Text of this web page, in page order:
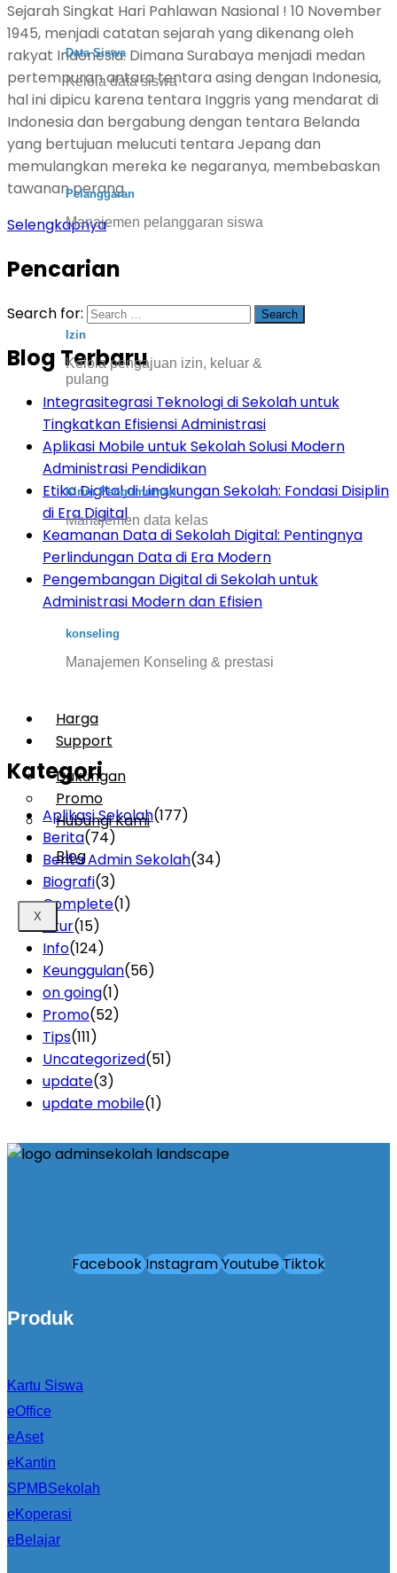
Data Siswa
Kelola data siswa
Pelanggaran
Manajemen pelanggaran siswa
Izin
Kelola pengajuan izin, keluar &
pulang
Kirim Pengumuman
Manajemen data kelas
konseling
Manajemen Konseling & prestasi
Harga
Support
Dukungan
Promo
Hubungi Kami
Blog
X
Sejarah Singkat Hari Pahlawan Nasional ! 10 November
1945, menjadi catatan sejarah yang dikenang oleh
rakyat Indonesia. Dimana Surabaya menjadi medan
pertempuran antara tentara asing dengan Indonesia,
hal ini dipicu karena tentara Inggris yang mendarat di
Indonesia dan bergabung dengan tentara Belanda
yang bertujuan melucuti tentara Jepang dan
memulangkan mereka ke negaranya, membebaskan
tawanan perang
Selengkapnya
Pencarian
Search for:
Blog Terbaru
Integrasitegrasi Teknologi di Sekolah untuk
Tingkatkan Efisiensi Administrasi
Aplikasi Mobile untuk Sekolah Solusi Modern
Administrasi Pendidikan
Etika Digital di Lingkungan Sekolah: Fondasi Disiplin
di Era Digital
Keamanan Data di Sekolah Digital: Pentingnya
Perlindungan Data di Era Modern
Pengembangan Digital di Sekolah untuk
Administrasi Modern dan Efisien
Kategori
Aplikasi Sekolah(177)
Berita(74)
Berita Admin Sekolah(34)
Biografi(3)
Complete(1)
Fitur(15)
Info(124)
Keunggulan(56)
on going(1)
Promo(52)
Tips(111)
Uncategorized(51)
update(3)
update mobile(1)
FacebookInstagramYoutubeTiktok
Produk
Kartu Siswa
eOffice
eAset
eKantin
SPMBSekolah
eKoperasi
eBelajar